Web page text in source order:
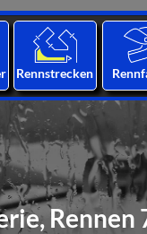
Rennstrecken
Rennen